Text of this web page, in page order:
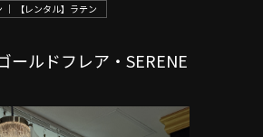
｜ 【レンタル】ラテン
ールドフレア・SERENE